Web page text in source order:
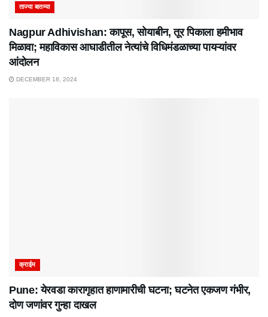
ताज्या बातम्या
Nagpur Adhivishan: कापूस, सोयाबीन, तूर पिकाला हमीभाव
मिळावा; महाविकास आघाडीतील नेत्यांचे विधिमंडळाच्या पायऱ्यांवर
आंदोलन
DECEMBER 18, 2024
क्राईम
Pune: येरवडा कारागृहात हाणामारीची घटना; घटनेत एकजण गंभीर,
दोण जणांवर गुन्हा दाखल